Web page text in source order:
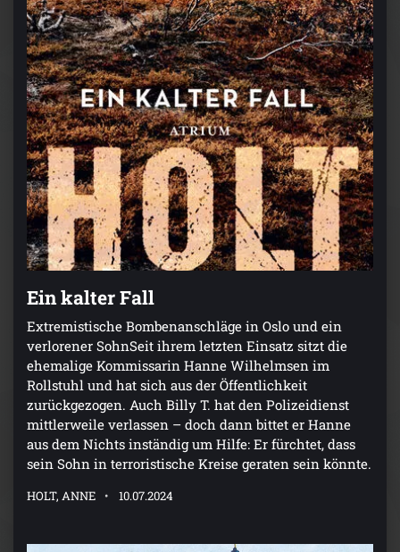
Ein kalter Fall
Extremistische Bombenanschläge in Oslo und ein
verlorener SohnSeit ihrem letzten Einsatz sitzt die
ehemalige Kommissarin Hanne Wilhelmsen im
Rollstuhl und hat sich aus der Öffentlichkeit
zurückgezogen. Auch Billy T. hat den Polizeidienst
mittlerweile verlassen – doch dann bittet er Hanne
aus dem Nichts inständig um Hilfe: Er fürchtet, dass
sein Sohn in terroristische Kreise geraten sein könnte.
HOLT, ANNE 10.07.2024